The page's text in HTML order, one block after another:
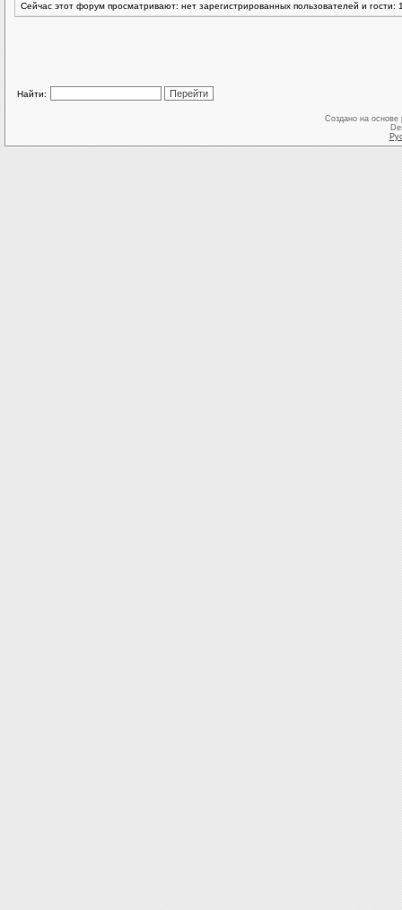
Сейчас этот форум просматривают: нет зарегистрированных пользователей и гости:
Найти:
Создано на основе